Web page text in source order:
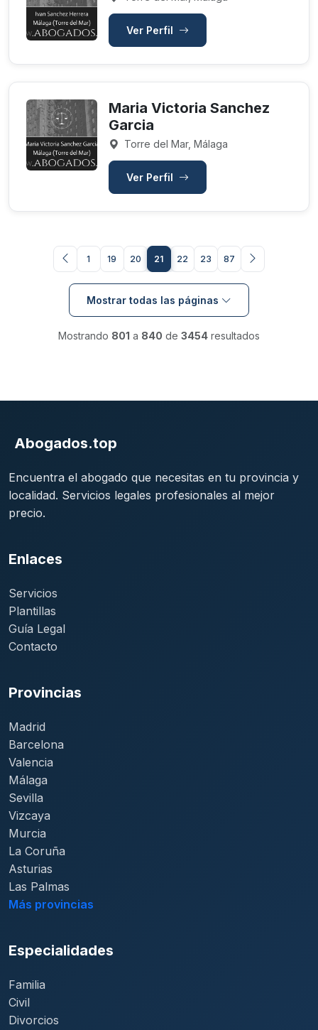
Ver Perfil
Maria Victoria Sanchez
Garcia
Torre del Mar, Málaga
Ver Perfil
1 19 20 21 22 23 87
Mostrar todas las páginas
Mostrando 801 a 840 de 3454 resultados
Abogados.top
Encuentra el abogado que necesitas en tu provincia y
localidad. Servicios legales profesionales al mejor
precio.
Enlaces
Servicios
Plantillas
Guía Legal
Contacto
Provincias
Madrid
Barcelona
Valencia
Málaga
Sevilla
Vizcaya
Murcia
La Coruña
Asturias
Las Palmas
Más provincias
Especialidades
Familia
Civil
Divorcios